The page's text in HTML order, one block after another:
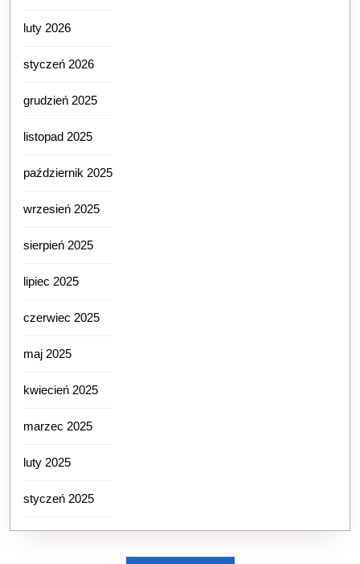
luty 2026
styczeń 2026
grudzień 2025
listopad 2025
październik 2025
wrzesień 2025
sierpień 2025
lipiec 2025
czerwiec 2025
maj 2025
kwiecień 2025
marzec 2025
luty 2025
styczeń 2025